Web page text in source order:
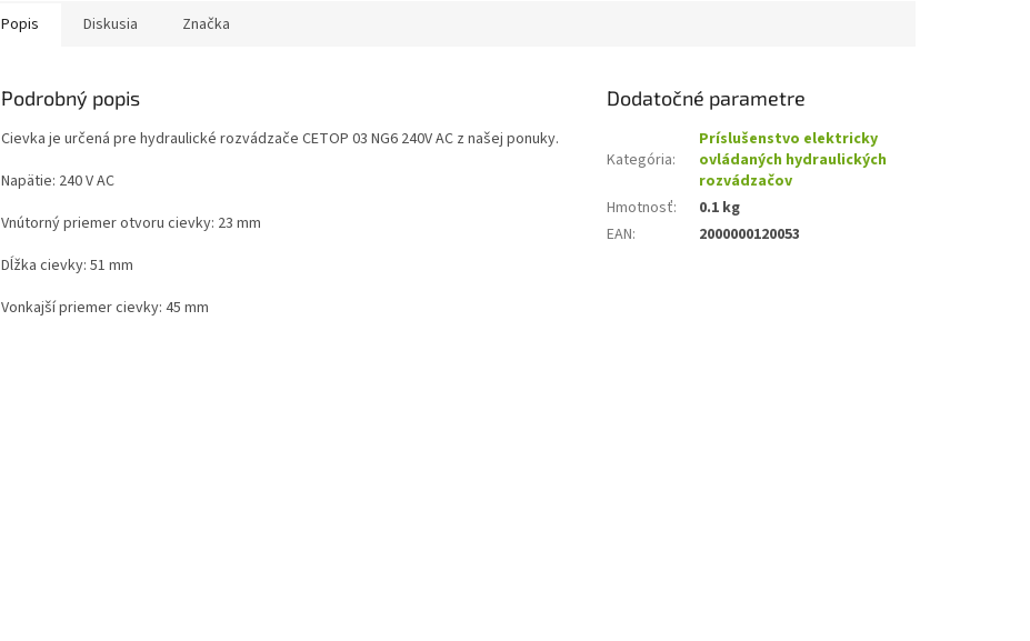
Popis Diskusia Značka
Podrobný popis
Cievka je určená pre hydraulické rozvádzače CETOP 03 NG6 240V AC z našej ponuky.
Napätie: 240 V AC
Vnútorný priemer otvoru cievky: 23 mm
Dĺžka cievky: 51 mm
Vonkajší priemer cievky: 45 mm
Dodatočné parametre
Kategória:
Príslušenstvo elektricky
ovládaných hydraulických
rozvádzačov
Hmotnosť:
0.1 kg
EAN: 2000000120053